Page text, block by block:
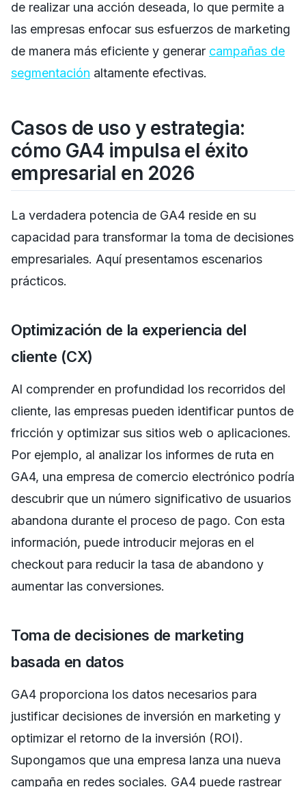
de realizar una acción deseada, lo que permite a
las empresas enfocar sus esfuerzos de marketing
de manera más eficiente y generar campañas de
segmentación altamente efectivas.
Casos de uso y estrategia:
cómo GA4 impulsa el éxito
empresarial en 2026
La verdadera potencia de GA4 reside en su
capacidad para transformar la toma de decisiones
empresariales. Aquí presentamos escenarios
prácticos.
Optimización de la experiencia del
cliente (CX)
Al comprender en profundidad los recorridos del
cliente, las empresas pueden identificar puntos de
fricción y optimizar sus sitios web o aplicaciones.
Por ejemplo, al analizar los informes de ruta en
GA4, una empresa de comercio electrónico podría
descubrir que un número significativo de usuarios
abandona durante el proceso de pago. Con esta
información, puede introducir mejoras en el
checkout para reducir la tasa de abandono y
aumentar las conversiones.
Toma de decisiones de marketing
basada en datos
GA4 proporciona los datos necesarios para
justificar decisiones de inversión en marketing y
optimizar el retorno de la inversión (ROI).
Supongamos que una empresa lanza una nueva
campaña en redes sociales. GA4 puede rastrear